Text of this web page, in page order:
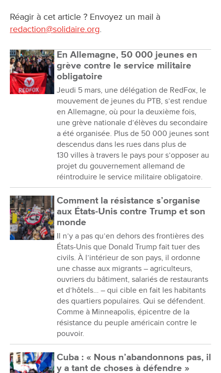
Réagir à cet article ? Envoyez un mail à
redaction@solidaire.org.
En Allemagne, 50 000 jeunes en
grève contre le service militaire
obligatoire
Jeudi 5 mars, une délégation de RedFox, le
mouvement de jeunes du PTB, s’est rendue
en Allemagne, où pour la deuxième fois,
une grève nationale d’élèves du secondaire
a été organisée. Plus de 50 000 jeunes sont
descendus dans les rues dans plus de
130 villes à travers le pays pour s’opposer au
projet du gouvernement allemand de
réintroduire le service militaire obligatoire.
Comment la résistance s’organise
aux États-Unis contre Trump et son
monde
Il n’y a pas qu’en dehors des frontières des
États-Unis que Donald Trump fait tuer des
civils. À l’intérieur de son pays, il ordonne
une chasse aux migrants – agriculteurs,
ouvriers du bâtiment, salariés de restaurants
et d’hôtels… – qui cible en fait les habitants
des quartiers populaires. Qui se défendent.
Comme à Minneapolis, épicentre de la
résistance du peuple américain contre le
pouvoir.
Cuba : « Nous n’abandonnons pas, il
y a tant de choses à défendre »